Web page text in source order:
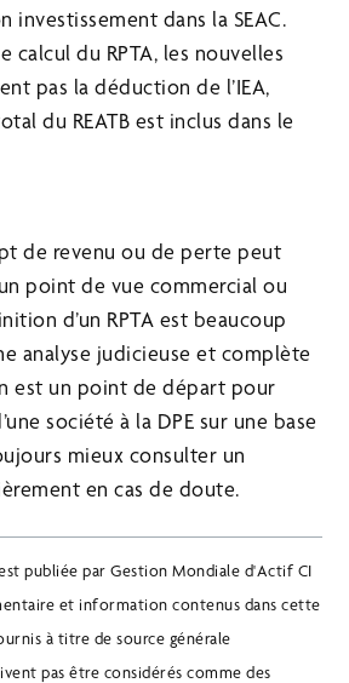
investissement dans la SEAC.
calcul du RPTA, les nouvelles
pas la déduction de l’IEA,
du REATB est inclus dans le
de revenu ou de perte peut
point de vue commercial ou
d’un RPTA est beaucoup
analyse judicieuse et complète
est un point de départ pour
société à la DPE sur une base
mieux consulter un
en cas de doute.
publiée par Gestion Mondiale d'Actif CI
et information contenus dans cette
à titre de source générale
pas être considérés comme des